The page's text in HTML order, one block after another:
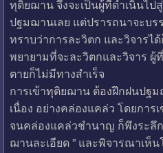
ทุติยฌาน จึงจะเป็นผู้ที่ดำเนินไ
ปฐมฌานเลย แต่ปรารถนาจะบ
ทราบว่าการละวิตก และวิจารไ
พยายามที่จะละวิตกและวิจาร
ตายก็ไม่มีทางสำเร็จ
การเข้าทุติยฌาน ต้องฝึกฝนปฐ
เนื่อง อย่างคล่องแคล่ว โดยกา
จนคล่องแคล่วชำนาญ ก็พึงระลึ
ฌานละเอียด ” และพิจารณาเ